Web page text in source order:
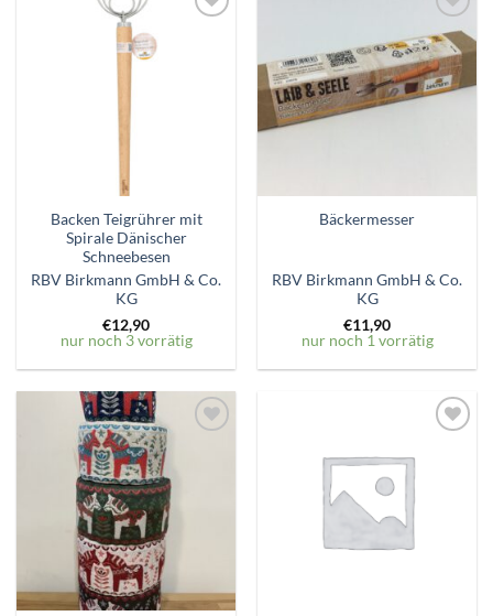
Wunschzettel
hinzufügen
Backen Teigrührer mit
Spirale Dänischer
Schneebesen
RBV Birkmann GmbH & Co.
KG
€12,90
nur noch 3 vorrätig
Zum
Wunschzettel
hinzufügen
Bäckermesser
RBV Birkmann GmbH & Co.
KG
€11,90
nur noch 1 vorrätig
Wunschzettel
hinzufügen
Wunschzettel